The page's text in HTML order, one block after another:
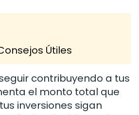
Útiles
contribuyendo a tus
el monto total que
inversiones sigan